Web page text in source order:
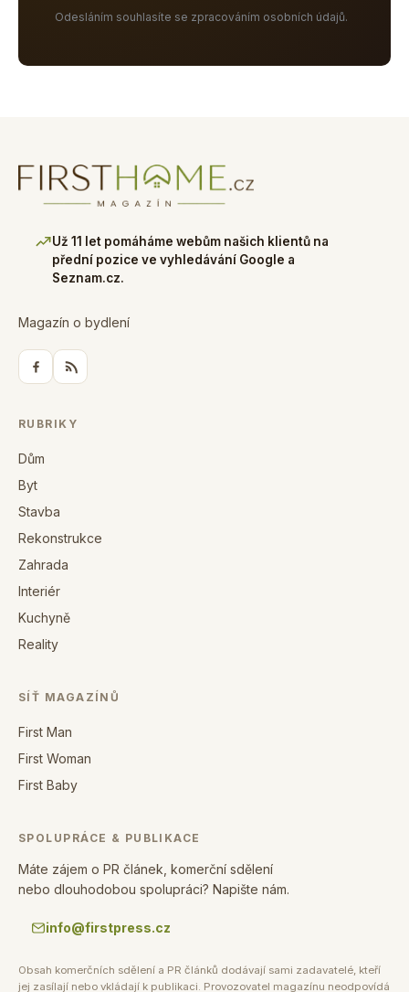
Odesláním souhlasíte se zpracováním osobních údajů.
Už 11 let pomáháme webům našich klientů na
přední pozice ve vyhledávání Google a
Seznam.cz.
Magazín o bydlení
RUBRIKY
Dům
Byt
Stavba
Rekonstrukce
Zahrada
Interiér
Kuchyně
Reality
SÍŤ MAGAZÍNŮ
First Man
First Woman
First Baby
SPOLUPRÁCE & PUBLIKACE
Máte zájem o PR článek, komerční sdělení
nebo dlouhodobou spolupráci? Napište nám.
info@firstpress.cz
Obsah komerčních sdělení a PR článků dodávají sami zadavatelé, kteří
jej zasílají nebo vkládají k publikaci. Provozovatel magazínu neodpovídá